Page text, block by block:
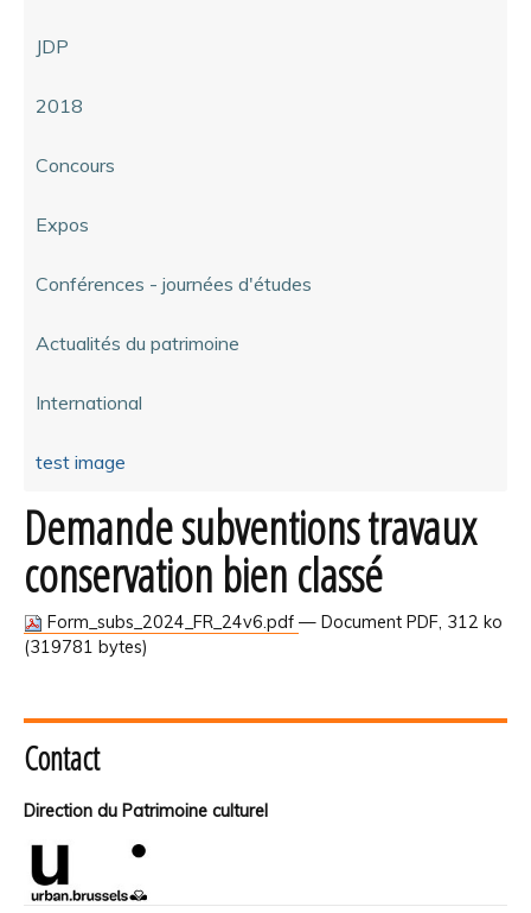
JDP
2018
Concours
Expos
Conférences - journées d'études
Actualités du patrimoine
International
test image
Demande subventions travaux
conservation bien classé
Form_subs_2024_FR_24v6.pdf — Document PDF, 312 ko
(319781 bytes)
Contact
Direction du Patrimoine culturel